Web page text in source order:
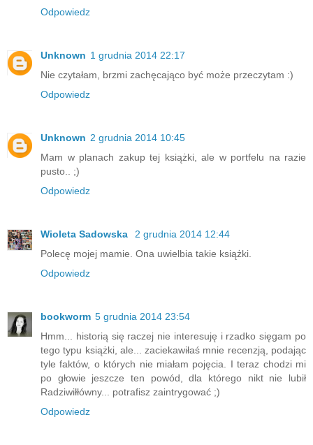
Odpowiedz
Unknown 1 grudnia 2014 22:17
Nie czytałam, brzmi zachęcająco być może przeczytam :)
Odpowiedz
Unknown 2 grudnia 2014 10:45
Mam w planach zakup tej książki, ale w portfelu na razie
pusto.. ;)
Odpowiedz
Wioleta Sadowska
2 grudnia 2014 12:44
Polecę mojej mamie. Ona uwielbia takie książki.
Odpowiedz
bookworm 5 grudnia 2014 23:54
Hmm... historią się raczej nie interesuję i rzadko sięgam po
tego typu książki, ale... zaciekawiłaś mnie recenzją, podając
tyle faktów, o których nie miałam pojęcia. I teraz chodzi mi
po głowie jeszcze ten powód, dla którego nikt nie lubił
Radziwiłłówny... potrafisz zaintrygować ;)
Odpowiedz